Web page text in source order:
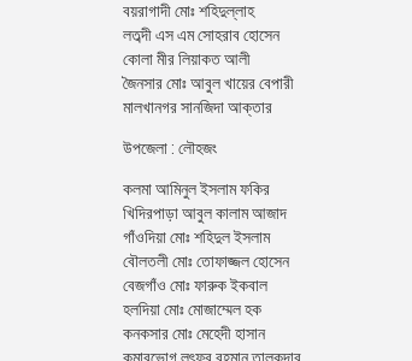
বয়রাগাদী মোঃ শহিদুল্লাহ
লতব্দী এস এম সোহরাব হোসেন
কোলা মীর লিয়াকত আলী
জৈনসার মোঃ আবুল খায়ের বেপারী
মালখানগর সানজিদা আক্তার
উপজেলা : লৌহজং
কলমা আমিনুল ইসলাম ফকির
খিদিরপাড়া আবুল কালাম আজাদ
গাঁওদিয়া মোঃ শহিদুল ইসলাম
বৌলতলী মোঃ তোফাজ্জল হোসেন
বেজগাঁও মোঃ ফারুক ইকবাল
হলদিয়া মোঃ মোজাম্মেল হক
কনকসার মোঃ মেহেদী হাসান